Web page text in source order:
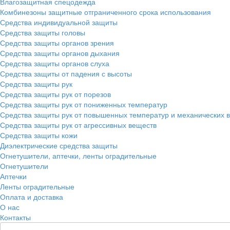
Комбинезоны защитные отграниченного срока использования
Средства индивидуальной защиты
Средства защиты головы
Средства защиты органов зрения
Средства защиты органов дыхания
Средства защиты органов слуха
Средства защиты от падения с высоты
Средства защиты рук
Средства защиты рук от порезов
Средства защиты рук от пониженных температур
Средства защиты рук от повышенных температур и механических
Средства защиты рук от агрессивных веществ
Средства защиты кожи
Диэлектрические средства защиты
Огнетушители, аптечки, ленты оградительные
Огнетушители
Аптечки
Ленты оградительные
Оплата и доставка
О нас
Контакты